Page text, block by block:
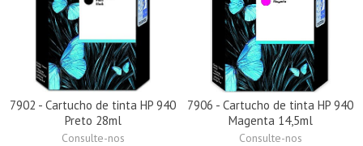
7902 - Cartucho de tinta HP 940
Preto 28ml
Consulte-nos
7906 - Cartucho de tinta HP 940
Magenta 14,5ml
Consulte-nos